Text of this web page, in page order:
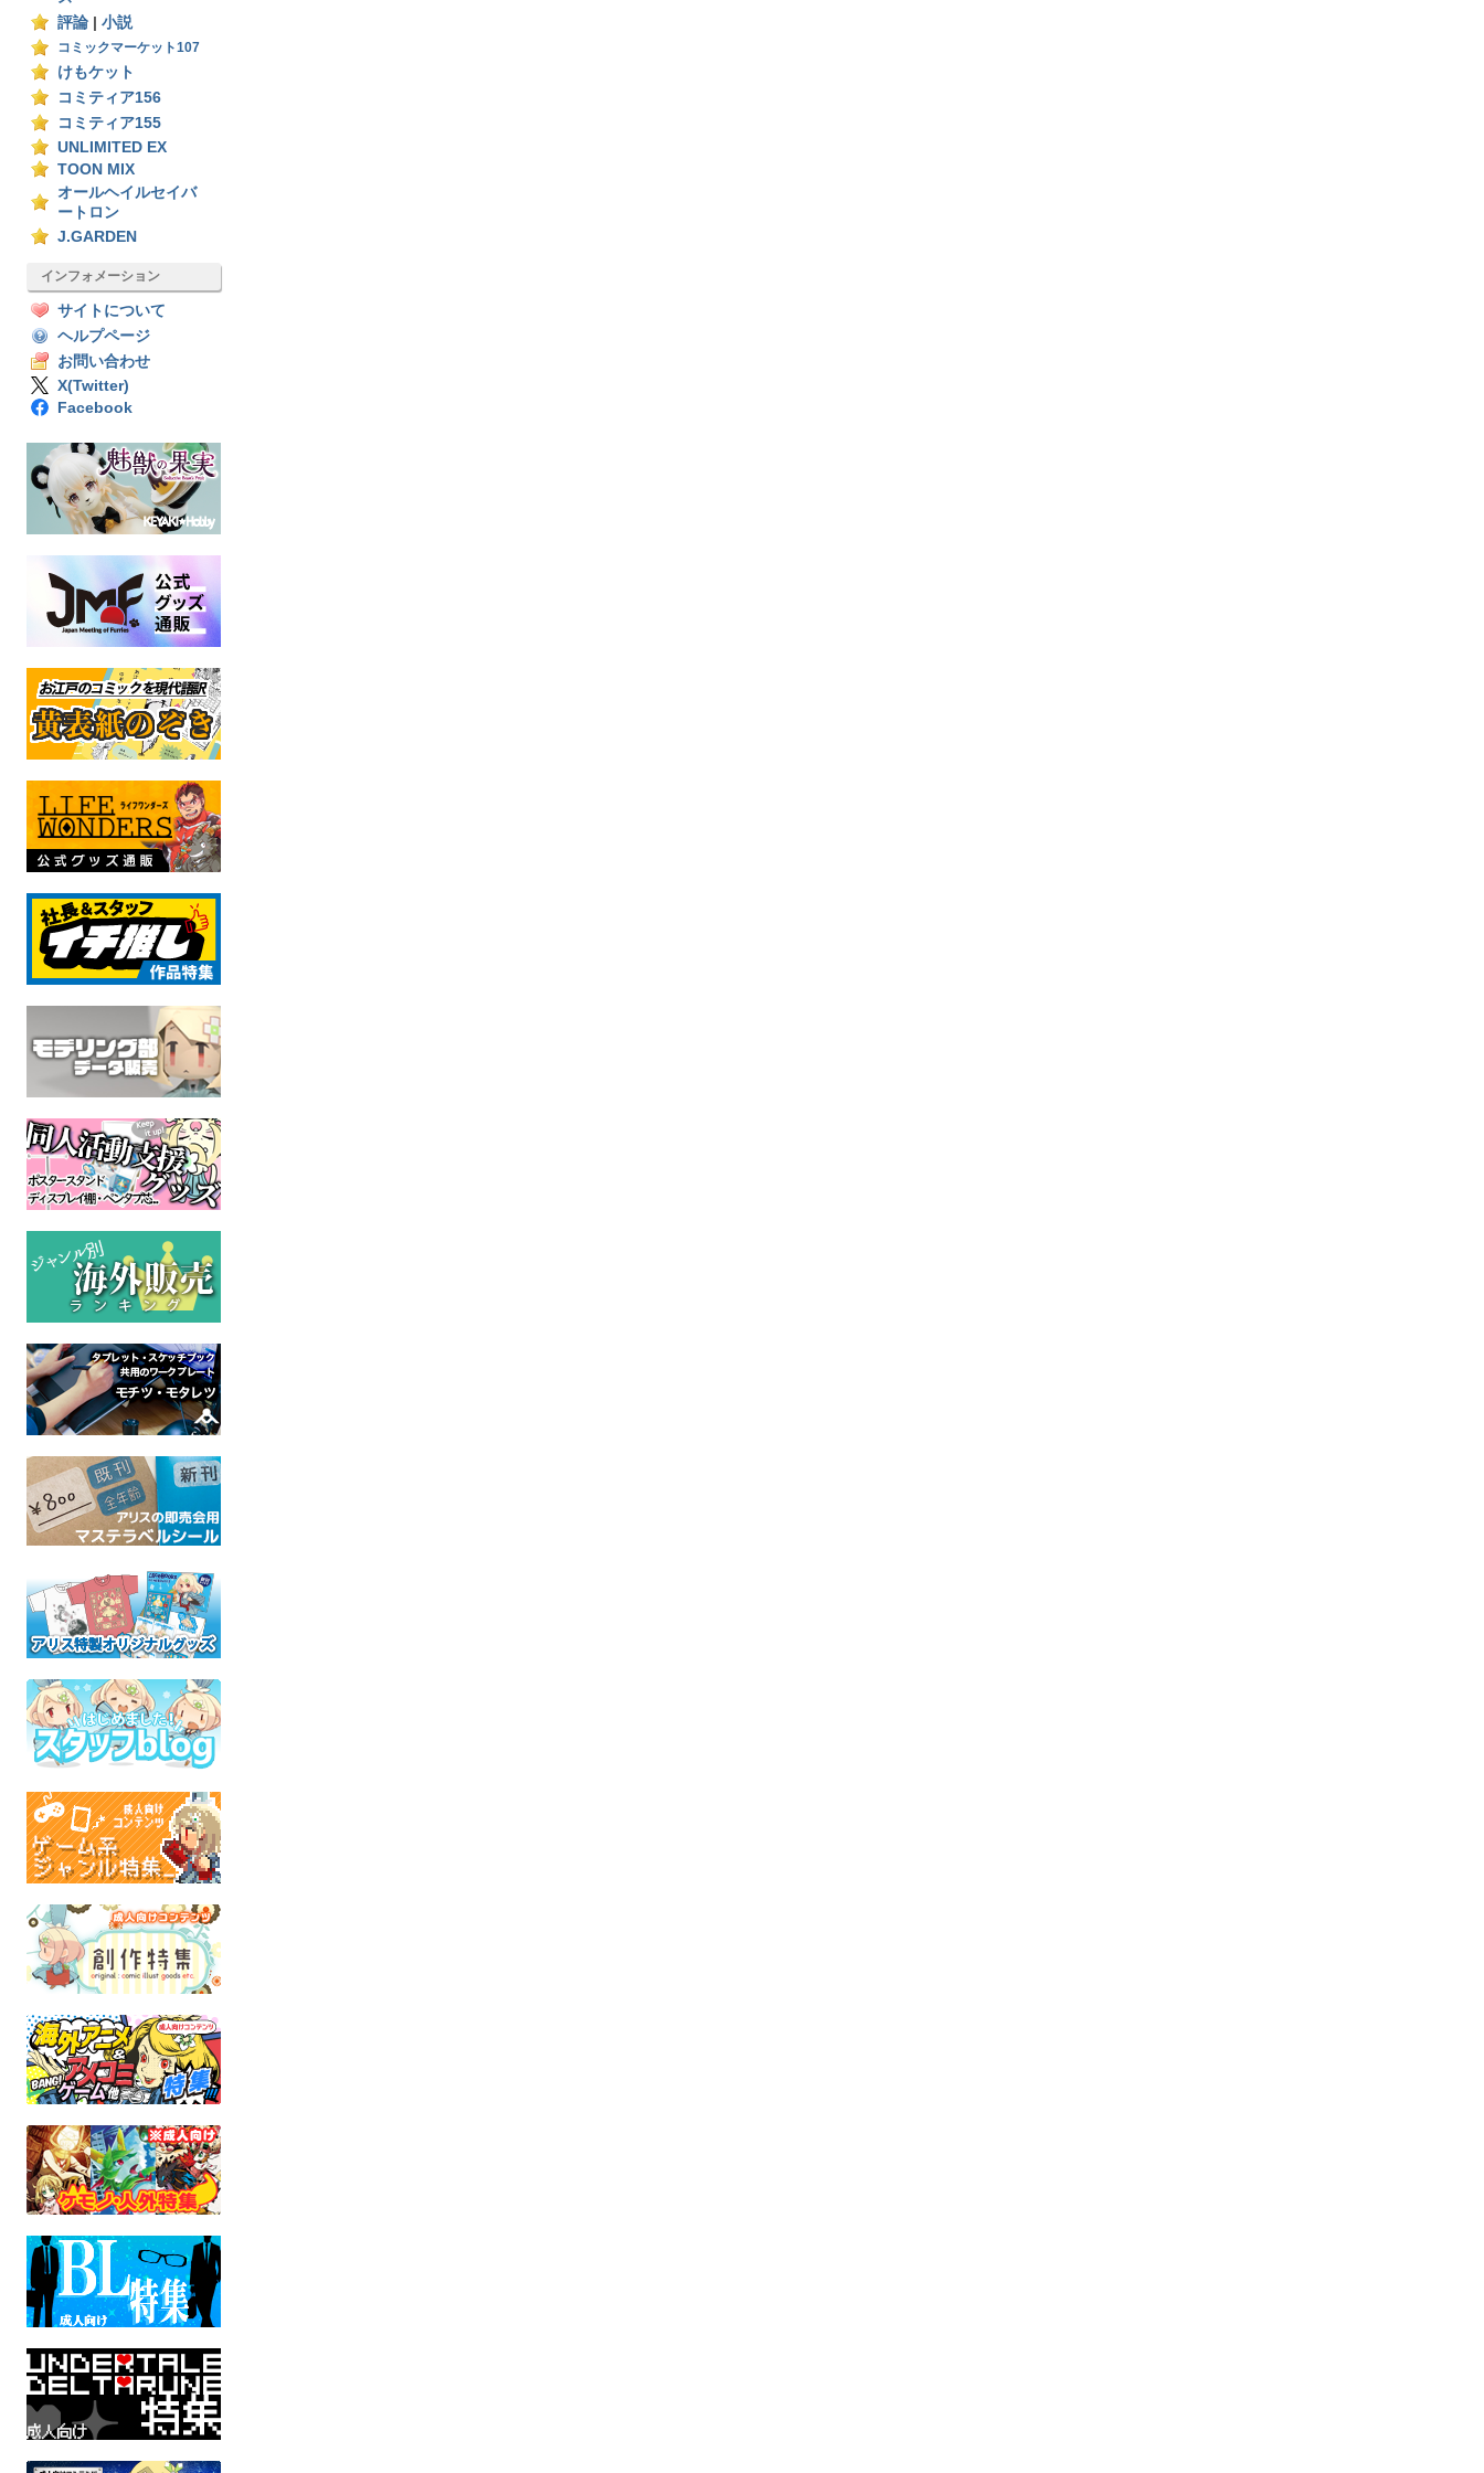
評論
小説
コミックマーケット107
けもケット
コミティア156
コミティア155
UNLIMITED EX
TOON MIX
オールヘイルセイバ
ートロン
J.GARDEN
インフォメーション
サイトについて
ヘルプページ
お問い合わせ
X(Twitter)
Facebook